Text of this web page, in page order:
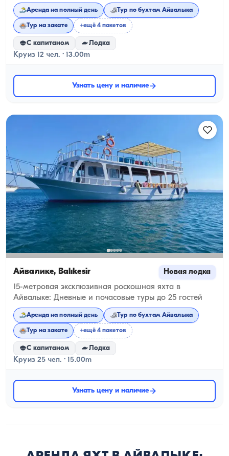
Аренда на полный день Тур по бухтам Айвалыка
Тур на закате +ещё 4 пакетов
С капитаном Лодка
Круиз 12 чел. · 13.00m
Узнать цену и наличие
Айвалике, Balıkesir Новая лодка
15-метровая эксклюзивная роскошная яхта в
Айвалыке: Дневные и почасовые туры до 25 гостей
Аренда на полный день Тур по бухтам Айвалыка
Тур на закате +ещё 4 пакетов
С капитаном Лодка
Круиз 25 чел. · 15.00m
Узнать цену и наличие